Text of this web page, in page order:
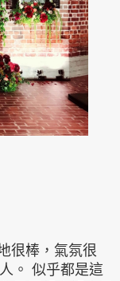
很棒，氣氛很
。 似乎都是這